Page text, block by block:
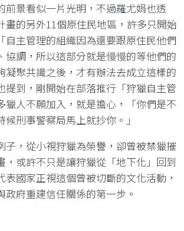
前景看似一片光明，不過羅尤娟也透
畫的另外11個原住民地區，許多只開始
自主管理的組織因為還要跟原住民他們
協調，所以這部分就是慢慢的等他們的
凝聚共識之後，才有辦法去成立這樣的
提到，剛開始在部落推行「狩獵自主管
獵人不願加入，就是擔心，「你們是不
刑事警察局馬上就抄你。」
子，從小視狩獵為榮譽，卻曾被禁獵摧
，或許不只是讓狩獵從「地下化」回到
表國家正視這個曾被切斷的文化活動，
政府重建信任關係的第一步。